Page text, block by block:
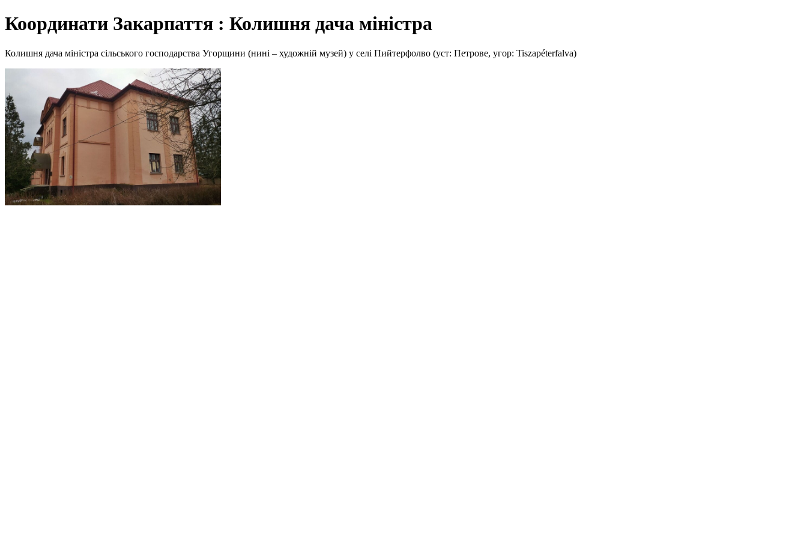
Координати Закарпаття : Колишня дача міністра
Колишня дача міністра сільського господарства Угорщини (нині – художній музей) у селі Пийтерфолво (уст: Петрове, угор: Tiszapéterfalva)